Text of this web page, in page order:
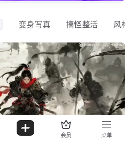
变身写真 搞怪整活 风格
会员 菜单